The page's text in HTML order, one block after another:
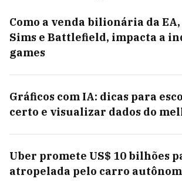
Como a venda bilionária da EA,
Sims e Battlefield, impacta a
games
Gráficos com IA: dicas para
certo e visualizar dados do
Uber promete US$ 10 bilhões
atropelada pelo carro